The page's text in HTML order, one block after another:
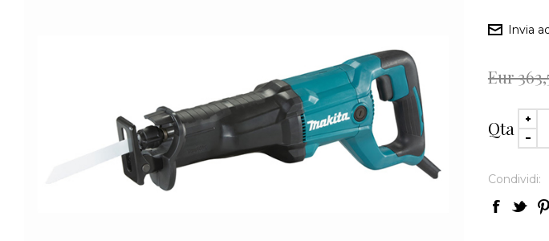
Eur
Qta
Condividi: